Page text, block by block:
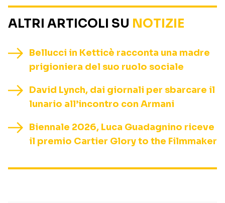
ALTRI ARTICOLI SU NOTIZIE
Bellucci in Ketticè racconta una madre
prigioniera del suo ruolo sociale
David Lynch, dai giornali per sbarcare il
lunario all’incontro con Armani
Biennale 2026, Luca Guadagnino riceve
il premio Cartier Glory to the Filmmaker